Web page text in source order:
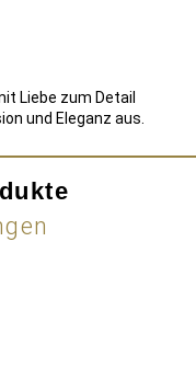
Liebe zum Detail
und Eleganz aus.